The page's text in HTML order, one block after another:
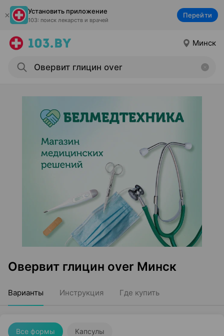
Установить приложение
103: поиск лекарств и врачей
Перейти
Минск
Овервит глицин over Минск
Варианты Инструкция Где купить
Все формы Капсулы